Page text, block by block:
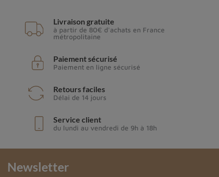
Livraison gratuite
à partir de 80€ d'achats en France
métropolitaine
Paiement sécurisé
Paiement en ligne sécurisé
Retours faciles
Délai de 14 jours
Service client
du lundi au vendredi de 9h à 18h
Newsletter